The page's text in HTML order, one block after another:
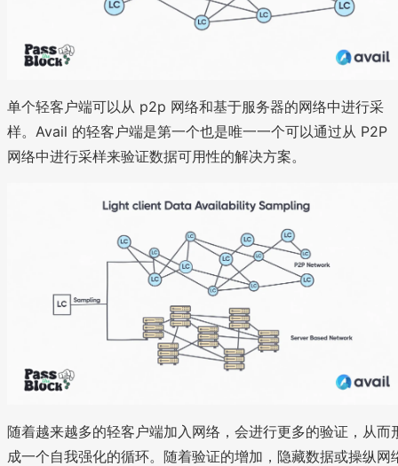
单个轻客户端可以从 p2p 网络和基于服务器的网络中进行采
样。Avail 的轻客户端是第一个也是唯一一个可以通过从 P2P
网络中进行采样来验证数据可用性的解决方案。
随着越来越多的轻客户端加入网络，会进行更多的验证，从而
成一个自我强化的循环。随着验证的增加，隐藏数据或操纵网